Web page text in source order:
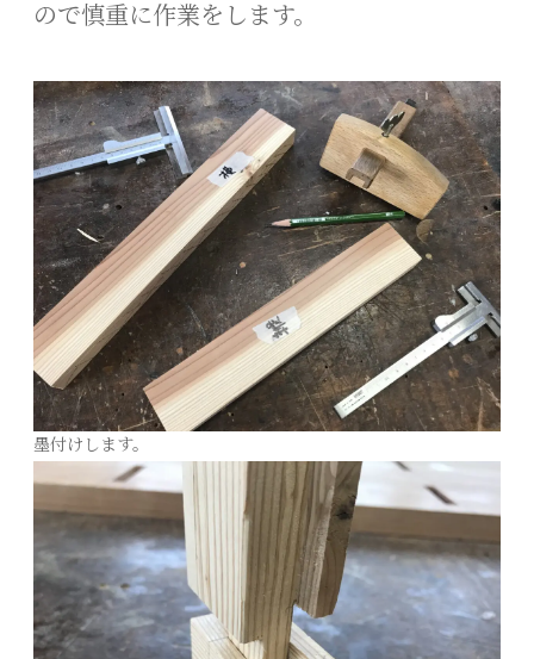
ので慎重に作業をします。
墨付けします。